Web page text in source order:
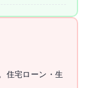
住宅ローン・生